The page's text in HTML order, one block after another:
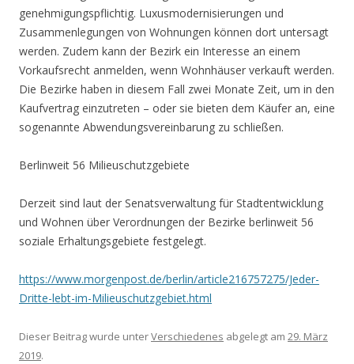
genehmigungspflichtig. Luxusmodernisierungen und
Zusammenlegungen von Wohnungen können dort untersagt
werden. Zudem kann der Bezirk ein Interesse an einem
Vorkaufsrecht anmelden, wenn Wohnhäuser verkauft werden.
Die Bezirke haben in diesem Fall zwei Monate Zeit, um in den
Kaufvertrag einzutreten – oder sie bieten dem Käufer an, eine
sogenannte Abwendungsvereinbarung zu schließen.
Berlinweit 56 Milieuschutzgebiete
Derzeit sind laut der Senatsverwaltung für Stadtentwicklung
und Wohnen über Verordnungen der Bezirke berlinweit 56
soziale Erhaltungsgebiete festgelegt.
https://www.morgenpost.de/berlin/article216757275/Jeder-
Dritte-lebt-im-Milieuschutzgebiet.html
Dieser Beitrag wurde unterVerschiedenes abgelegt am 29. März
2019.